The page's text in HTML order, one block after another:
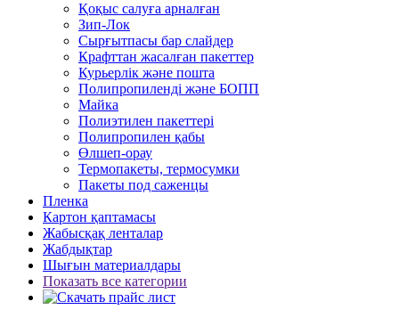
Қоқыс салуға арналған
Зип-Лок
Сырғытпасы бар слайдер
Крафттан жасалған пакеттер
Курьерлік және пошта
Полипропиленді және БОПП
Майка
Полиэтилен пакеттері
Полипропилен қабы
Өлшеп-орау
Термопакеты, термосумки
Пакеты под саженцы
Пленка
Картон қаптамасы
Жабысқақ ленталар
Жабдықтар
Шығын материалдары
Показать все категории